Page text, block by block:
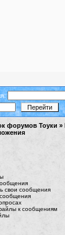
форумов Тоуки »
свои сообщения
к сообщениям